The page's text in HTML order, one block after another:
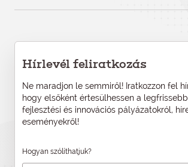
Hírlevél feliratkozás
Ne maradjon le semmiről! Iratkozzon fel
hogy elsőként értesülhessen a
fejlesztési és innovációs pályázatokról,
eseményekről!
Hogyan szólíthatjuk?